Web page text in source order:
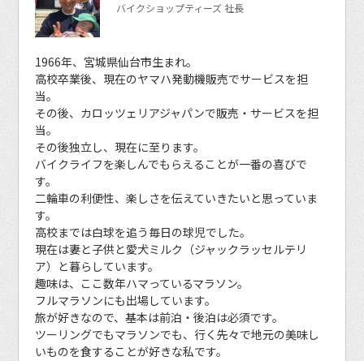
バイクショップティーズ 社長
1966年、宮城県仙台市生まれ。
高校卒業後、現在のヤマハ発動機販売でサービスを担
当。
その後、カロッツェリアジャパンで販売・サービスを担
当。
その後独立し、現在に至ります。
バイクライフを楽しんでもらえることが一番の喜びで
す。
二輪車の利便性、楽しさを伝えていきたいと思っていま
す。
高校までは白球を追う毎日の球児でした。
現在は妻と子供と愛犬ミルク（ジャックラッセルテリ
ア）と暮らしています。
趣味は、ここ数年ハマっているマラソン。
フルマラソンにも出場しています。
旅が好きなので、基本は前泊・後泊は必須です。
ツーリングでもマラソンでも、行く先々で地元の美味し
いものを食することが好きな私です。